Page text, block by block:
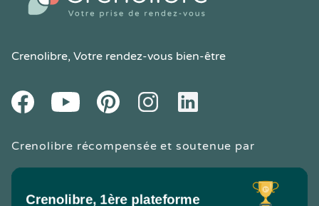
Crenolibre, Votre rendez-vous bien-être
FacebookYoutube PinteresetInstagramLinkedIn
Crenolibre récompensée et soutenue par